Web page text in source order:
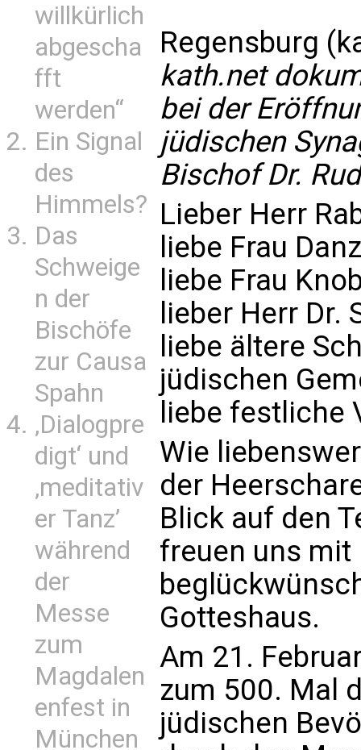
willkürlich
abgescha
fft
werden“
Ein Signal
des
Himmels?
Das
Schweige
n der
Bischöfe
zur Causa
Spahn
‚Dialogpre
digt‘ und
‚meditativ
er Tanz’
während
der
Messe
zum
Magdalen
enfest in
München
Regensburg
kath.net
bei der
jüdischen
Bischof Dr.
Lieber Herr
liebe Frau
liebe Frau
lieber Herr Dr.
liebe ältere
jüdischen
liebe festliche
Wie
der
Blick auf den
freuen uns mit
Gotteshaus.
Am 21.
zum 500. Mal
jüdischen